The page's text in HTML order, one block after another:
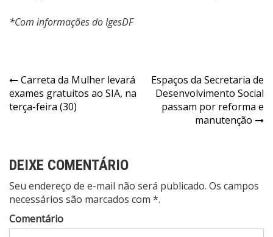
*Com informações do IgesDF
Navegação
de
Carreta da Mulher levará
exames gratuitos ao SIA, na
terça-feira (30)
Espaços da Secretaria de
Desenvolvimento Social
passam por reforma e
manutenção
DEIXE COMENTÁRIO
Seu endereço de e-mail não será publicado. Os campos
necessários são marcados com *.
Comentário